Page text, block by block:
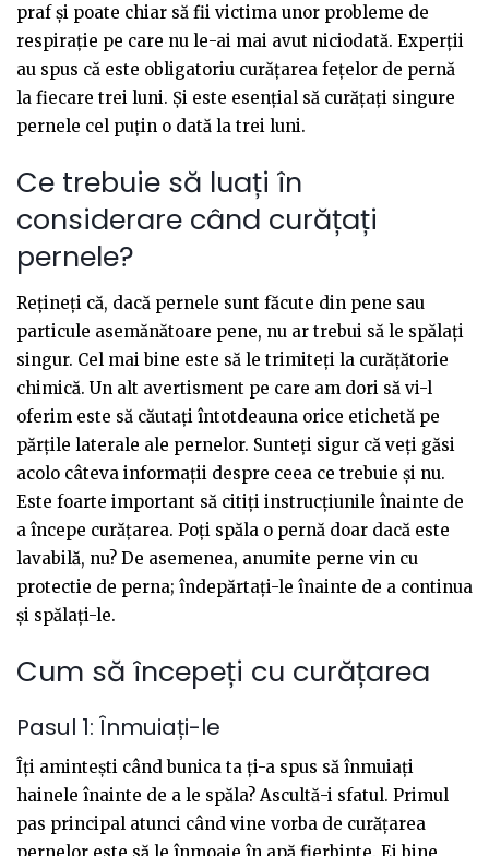
praf și poate chiar să fii victima unor probleme de
respirație pe care nu le-ai mai avut niciodată. Experții
au spus că este obligatoriu curățarea fețelor de pernă
la fiecare trei luni. Și este esențial să curățați singure
pernele cel puțin o dată la trei luni.
Ce trebuie să luați în
considerare când curățați
pernele?
Rețineți că, dacă pernele sunt făcute din pene sau
particule asemănătoare pene, nu ar trebui să le spălați
singur. Cel mai bine este să le trimiteți la curățătorie
chimică. Un alt avertisment pe care am dori să vi-l
oferim este să căutați întotdeauna orice etichetă pe
părțile laterale ale pernelor. Sunteți sigur că veți găsi
acolo câteva informații despre ceea ce trebuie și nu.
Este foarte important să citiți instrucțiunile înainte de
a începe curățarea. Poți spăla o pernă doar dacă este
lavabilă, nu? De asemenea, anumite perne vin cu
protectie de perna; îndepărtați-le înainte de a continua
și spălați-le.
Cum să începeți cu curățarea
Pasul 1: Înmuiați-le
Îți amintești când bunica ta ți-a spus să înmuiați
hainele înainte de a le spăla? Ascultă-i sfatul. Primul
pas principal atunci când vine vorba de curățarea